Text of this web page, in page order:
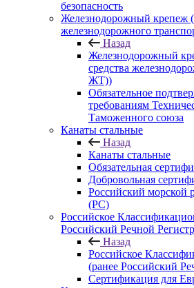
безопасность
Железнодорожный крепеж
железнодорожного
Назад
Железнодорожный
средства
ЖТ))
Обязательное
требованиям
Таможенного союза
Канаты стальные
Назад
Канаты стальные
Обязательная
Добровольная
Российский морской
(РС)
Российское
Российский Речной
Назад
Российское
(ранее Российский
Сертификация для